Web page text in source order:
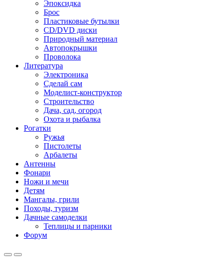
Эпоксидка
Брос
Пластиковые бутылки
CD/DVD диски
Природный материал
Автопокрышки
Проволока
Литература
Электроника
Сделай сам
Моделист-конструктор
Строительство
Дача, сад, огород
Охота и рыбалка
Рогатки
Ружья
Пистолеты
Арбалеты
Антенны
Фонари
Ножи и мечи
Детям
Мангалы, грили
Походы, туризм
Дачные самоделки
Теплицы и парники
Форум